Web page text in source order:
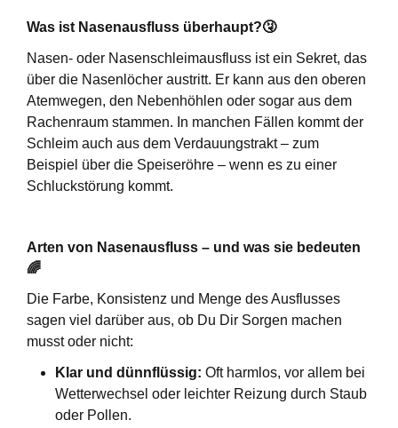
Was ist Nasenausfluss überhaupt?🤧
Nasen- oder Nasenschleimausfluss ist ein Sekret, das
über die Nasenlöcher austritt. Er kann aus den oberen
Atemwegen, den Nebenhöhlen oder sogar aus dem
Rachenraum stammen. In manchen Fällen kommt der
Schleim auch aus dem Verdauungstrakt – zum
Beispiel über die Speiseröhre – wenn es zu einer
Schluckstörung kommt.
Arten von Nasenausfluss – und was sie bedeuten
🌈
Die Farbe, Konsistenz und Menge des Ausflusses
sagen viel darüber aus, ob Du Dir Sorgen machen
musst oder nicht:
Klar und dünnflüssig: Oft harmlos, vor allem bei
Wetterwechsel oder leichter Reizung durch Staub
oder Pollen.